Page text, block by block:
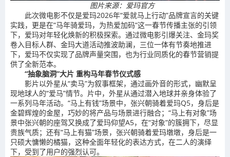
图片来源：爱玛官方
此次微电影不仅是爱玛2026年“爱就马上行动”品牌宣言的关键
实践，更是在“马年骑爱玛，为热爱加码“这一春节传播主张的引领
下，爱玛对年轻化焕新的积极探索。通过微电影引爆关注、金玛奖
卷入目标人群、金玛大道活动推波助澜，三位一体有节奏地推进
下，爱玛不仅实现了品牌声量突围，也为行业同质化的春节营销提
供了全新范本。
“抽象脑洞”大片 重构马年春节仪式感
影片以外星从“卖马”为叙事框架，通过画外音的形式，幽默呈
现地球人的“爱马”情节。片中，外星从通过潜入地球并亲身体验了
一系列马年活动。“马上有钱”场景中，张兴朝骑着爱玛Q5，身后是
金碧辉煌的金屋，巧妙的将产品与场景进行融合；“马上有对象”场
景中张兴朝的座驾又换成了爱玛仰望A5，在“对象”的簇拥下，尽显
贵族气质；还有“马上有猫”场景，张兴朝骑着爱玛墩墩，身后是一
只硕大慵懒的橘猫，这种全面年轻化的表达方式，在二人的演绎
下，受到了用户的强烈认可。